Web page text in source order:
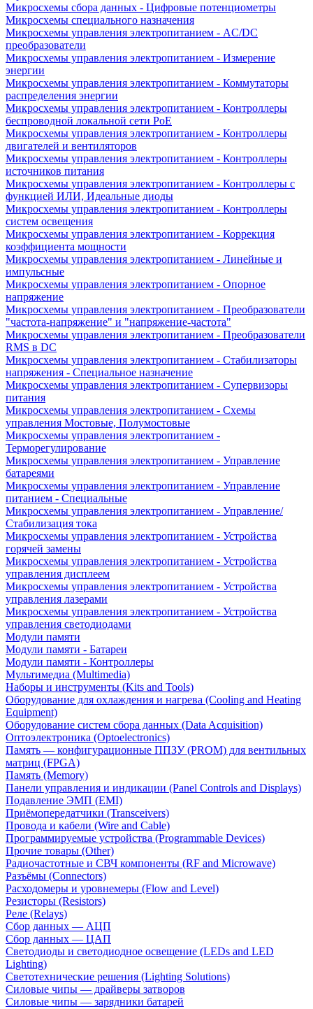
Микросхемы сбора данных - Цифровые потенциометры
Микросхемы специального назначения
Микросхемы управления электропитанием - AC/DC
преобразователи
Микросхемы управления электропитанием - Измерение
энергии
Микросхемы управления электропитанием - Коммутаторы
распределения энергии
Микросхемы управления электропитанием - Контроллеры
беспроводной локальной сети PoE
Микросхемы управления электропитанием - Контроллеры
двигателей и вентиляторов
Микросхемы управления электропитанием - Контроллеры
источников питания
Микросхемы управления электропитанием - Контроллеры с
функцией ИЛИ, Идеальные диоды
Микросхемы управления электропитанием - Контроллеры
систем освещения
Микросхемы управления электропитанием - Коррекция
коэффициента мощности
Микросхемы управления электропитанием - Линейные и
импульсные
Микросхемы управления электропитанием - Опорное
напряжение
Микросхемы управления электропитанием - Преобразователи
"частота-напряжение" и "напряжение-частота"
Микросхемы управления электропитанием - Преобразователи
RMS в DC
Микросхемы управления электропитанием - Стабилизаторы
напряжения - Специальное назначение
Микросхемы управления электропитанием - Супервизоры
питания
Микросхемы управления электропитанием - Схемы
управления Мостовые, Полумостовые
Микросхемы управления электропитанием -
Терморегулирование
Микросхемы управления электропитанием - Управление
батареями
Микросхемы управления электропитанием - Управление
питанием - Специальные
Микросхемы управления электропитанием - Управление/
Стабилизация тока
Микросхемы управления электропитанием - Устройства
горячей замены
Микросхемы управления электропитанием - Устройства
управления дисплеем
Микросхемы управления электропитанием - Устройства
управления лазерами
Микросхемы управления электропитанием - Устройства
управления светодиодами
Модули памяти
Модули памяти - Батареи
Модули памяти - Контроллеры
Мультимедиа (Multimedia)
Наборы и инструменты (Kits and Tools)
Оборудование для охлаждения и нагрева (Cooling and Heating
Equipment)
Оборудование систем сбора данных (Data Acquisition)
Оптоэлектроника (Optoelectronics)
Память — конфигурационные ППЗУ (PROM) для вентильных
матриц (FPGA)
Память (Memory)
Панели управления и индикации (Panel Controls and Displays)
Подавление ЭМП (EMI)
Приёмопередатчики (Transceivers)
Провода и кабели (Wire and Cable)
Программируемые устройства (Programmable Devices)
Прочие товары (Other)
Радиочастотные и СВЧ компоненты (RF and Microwave)
Разъёмы (Connectors)
Расходомеры и уровнемеры (Flow and Level)
Резисторы (Resistors)
Реле (Relays)
Сбор данных — АЦП
Сбор данных — ЦАП
Светодиоды и светодиодное освещение (LEDs and LED
Lighting)
Светотехнические решения (Lighting Solutions)
Силовые чипы — драйверы затворов
Силовые чипы — зарядники батарей